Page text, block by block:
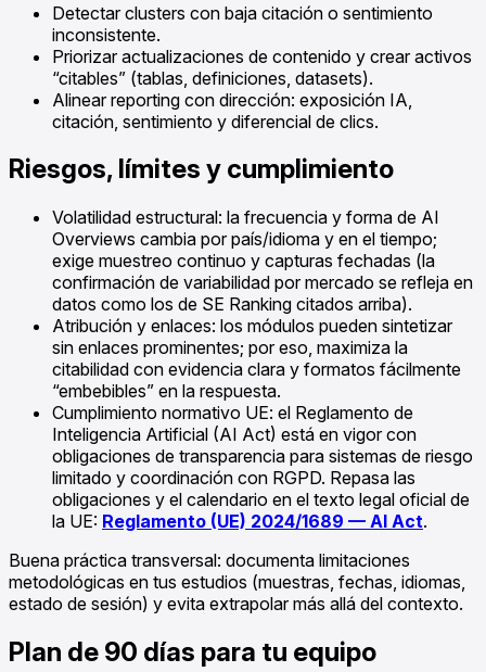
Detectar clusters con baja citación o sentimiento
inconsistente.
Priorizar actualizaciones de contenido y crear activos
“citables” (tablas, definiciones, datasets).
Alinear reporting con dirección: exposición IA,
citación, sentimiento y diferencial de clics.
Riesgos, límites y cumplimiento
Volatilidad estructural: la frecuencia y forma de AI
Overviews cambia por país/idioma y en el tiempo;
exige muestreo continuo y capturas fechadas (la
confirmación de variabilidad por mercado se refleja en
datos como los de SE Ranking citados arriba).
Atribución y enlaces: los módulos pueden sintetizar
sin enlaces prominentes; por eso, maximiza la
citabilidad con evidencia clara y formatos fácilmente
“embebibles” en la respuesta.
Cumplimiento normativo UE: el Reglamento de
Inteligencia Artificial (AI Act) está en vigor con
obligaciones de transparencia para sistemas de riesgo
limitado y coordinación con RGPD. Repasa las
obligaciones y el calendario en el texto legal oficial de
la UE: Reglamento (UE) 2024/1689 — AI Act.
Buena práctica transversal: documenta limitaciones
metodológicas en tus estudios (muestras, fechas, idiomas,
estado de sesión) y evita extrapolar más allá del contexto.
Plan de 90 días para tu equipo